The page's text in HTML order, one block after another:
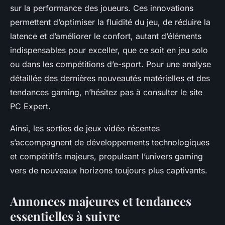
sur la performance des joueurs. Ces innovations
permettent d’optimiser la fluidité du jeu, de réduire la
latence et d’améliorer le confort, autant d’éléments
indispensables pour exceller, que ce soit en jeu solo
ou dans les compétitions d’e-sport. Pour une analyse
détaillée des dernières nouveautés matérielles et des
tendances gaming, n’hésitez pas à consulter le site
PC Expert.
Ainsi, les sorties de jeux vidéo récentes
s’accompagnent de développements technologiques
et compétitifs majeurs, propulsant l’univers gaming
vers de nouveaux horizons toujours plus captivants.
Annonces majeures et tendances
essentielles à suivre